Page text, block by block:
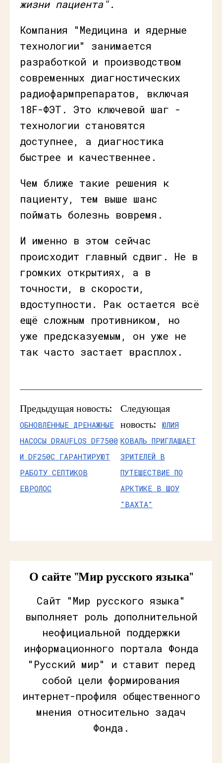
жизни пациента".
Компания "Медицина и ядерные
технологии" занимается
разработкой и производством
современных диагностических
радиофармпрепаратов, включая
18F-ФЭТ. Это ключевой шаг -
технологии становятся
доступнее, а диагностика
быстрее и качественнее.
Чем ближе такие решения к
пациенту, тем выше шанс
поймать болезнь вовремя.
И именно в этом сейчас
происходит главный сдвиг. Не в
громких открытиях, а в
точности, в скорости,
вдоступности. Рак остается всё
ещё сложным противником, но
уже предсказуемым, он уже не
так часто застает врасплох.
Предыдущая новость:
ОБНОВЛЁННЫЕ ДРЕНАЖНЫЕ
НАСОСЫ DRAUFLOS DF7500
И DF250C ГАРАНТИРУЮТ
РАБОТУ СЕПТИКОВ
ЕВРОЛОС
Следующая
новость:
ЮЛИЯ
КОВАЛЬ ПРИГЛАШАЕТ
ЗРИТЕЛЕЙ В
ПУТЕШЕСТВИЕ ПО
АРКТИКЕ В ШОУ
"ВАХТА"
О сайте "Мир русского языка"
Сайт "Мир русского языка"
выполняет роль дополнительной
неофициальной поддержки
информационного портала Фонда
"Русский мир" и ставит перед
собой цели формирования
интернет-профиля общественного
мнения относительно задач
Фонда.